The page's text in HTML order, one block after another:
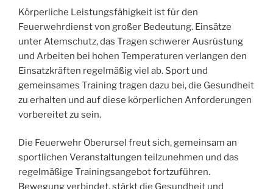
Körperliche Leistungsfähigkeit ist für den
Feuerwehrdienst von großer Bedeutung. Einsätze
unter Atemschutz, das Tragen schwerer Ausrüstung
und Arbeiten bei hohen Temperaturen verlangen den
Einsatzkräften regelmäßig viel ab. Sport und
gemeinsames Training tragen dazu bei, die Gesundheit
zu erhalten und auf diese körperlichen Anforderungen
vorbereitet zu sein.
Die Feuerwehr Oberursel freut sich, gemeinsam an
sportlichen Veranstaltungen teilzunehmen und das
regelmäßige Trainingsangebot fortzuführen.
Bewegung verbindet, stärkt die Gesundheit und